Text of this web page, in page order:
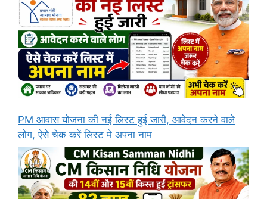
PM आवास योजना की नई लिस्ट हुई जारी, आवेदन करने वाले
लोग, ऐसे चेक करें लिस्ट मे अपना नाम